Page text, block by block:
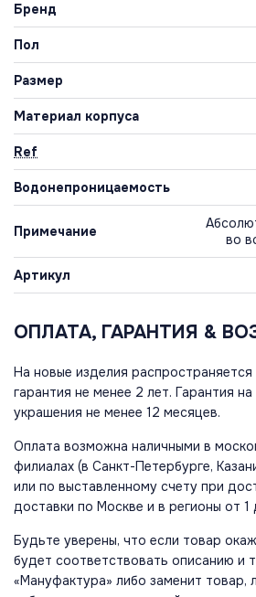
Бренд
Пол
Размер
Материал корпуса
Ref
Водонепроницаемость
Примечание
во
Артикул
ОПЛАТА, ГАРАНТИЯ &
На новые изделия
гарантия не менее 2 лет. Гарантия
украшения не менее 12 месяцев.
Оплата возможна наличными в
филиалах (в Санкт-Петербурге,
или по выставленному счету при
доставки по Москве и в регионы от 1
Будьте уверены, что если товар
будет соответствовать описанию и
«Мануфактура» либо заменит товар,